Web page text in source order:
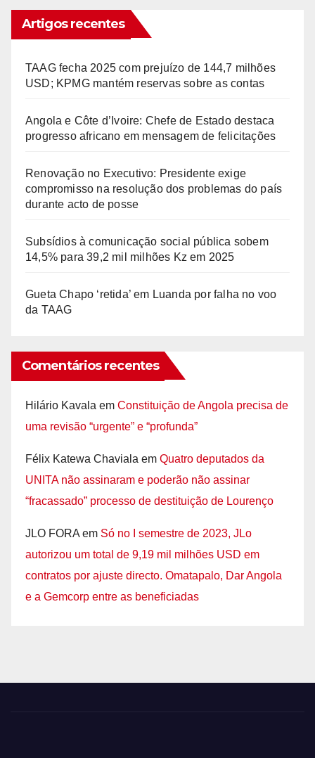
Artigos recentes
TAAG fecha 2025 com prejuízo de 144,7 milhões
USD; KPMG mantém reservas sobre as contas
Angola e Côte d’Ivoire: Chefe de Estado destaca
progresso africano em mensagem de felicitações
Renovação no Executivo: Presidente exige
compromisso na resolução dos problemas do país
durante acto de posse
Subsídios à comunicação social pública sobem
14,5% para 39,2 mil milhões Kz em 2025
Gueta Chapo ‘retida’ em Luanda por falha no voo
da TAAG
Comentários recentes
Hilário Kavala em Constituição de Angola precisa de
uma revisão “urgente” e “profunda”
Félix Katewa Chaviala em Quatro deputados da
UNITA não assinaram e poderão não assinar
“fracassado” processo de destituição de Lourenço
JLO FORA em Só no I semestre de 2023, JLo
autorizou um total de 9,19 mil milhões USD em
contratos por ajuste directo. Omatapalo, Dar Angola
e a Gemcorp entre as beneficiadas